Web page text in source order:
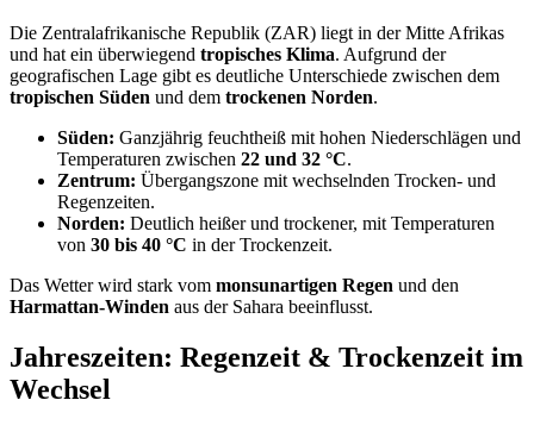
Die Zentralafrikanische Republik (ZAR) liegt in der Mitte Afrikas
und hat ein überwiegend tropisches Klima. Aufgrund der
geografischen Lage gibt es deutliche Unterschiede zwischen dem
tropischen Süden und dem trockenen Norden.
Süden: Ganzjährig feuchtheiß mit hohen Niederschlägen und
Temperaturen zwischen 22 und 32 °C.
Zentrum: Übergangszone mit wechselnden Trocken- und
Regenzeiten.
Norden: Deutlich heißer und trockener, mit Temperaturen
von 30 bis 40 °C in der Trockenzeit.
Das Wetter wird stark vom monsunartigen Regen und den
Harmattan-Winden aus der Sahara beeinflusst.
Jahreszeiten: Regenzeit & Trockenzeit im
Wechsel